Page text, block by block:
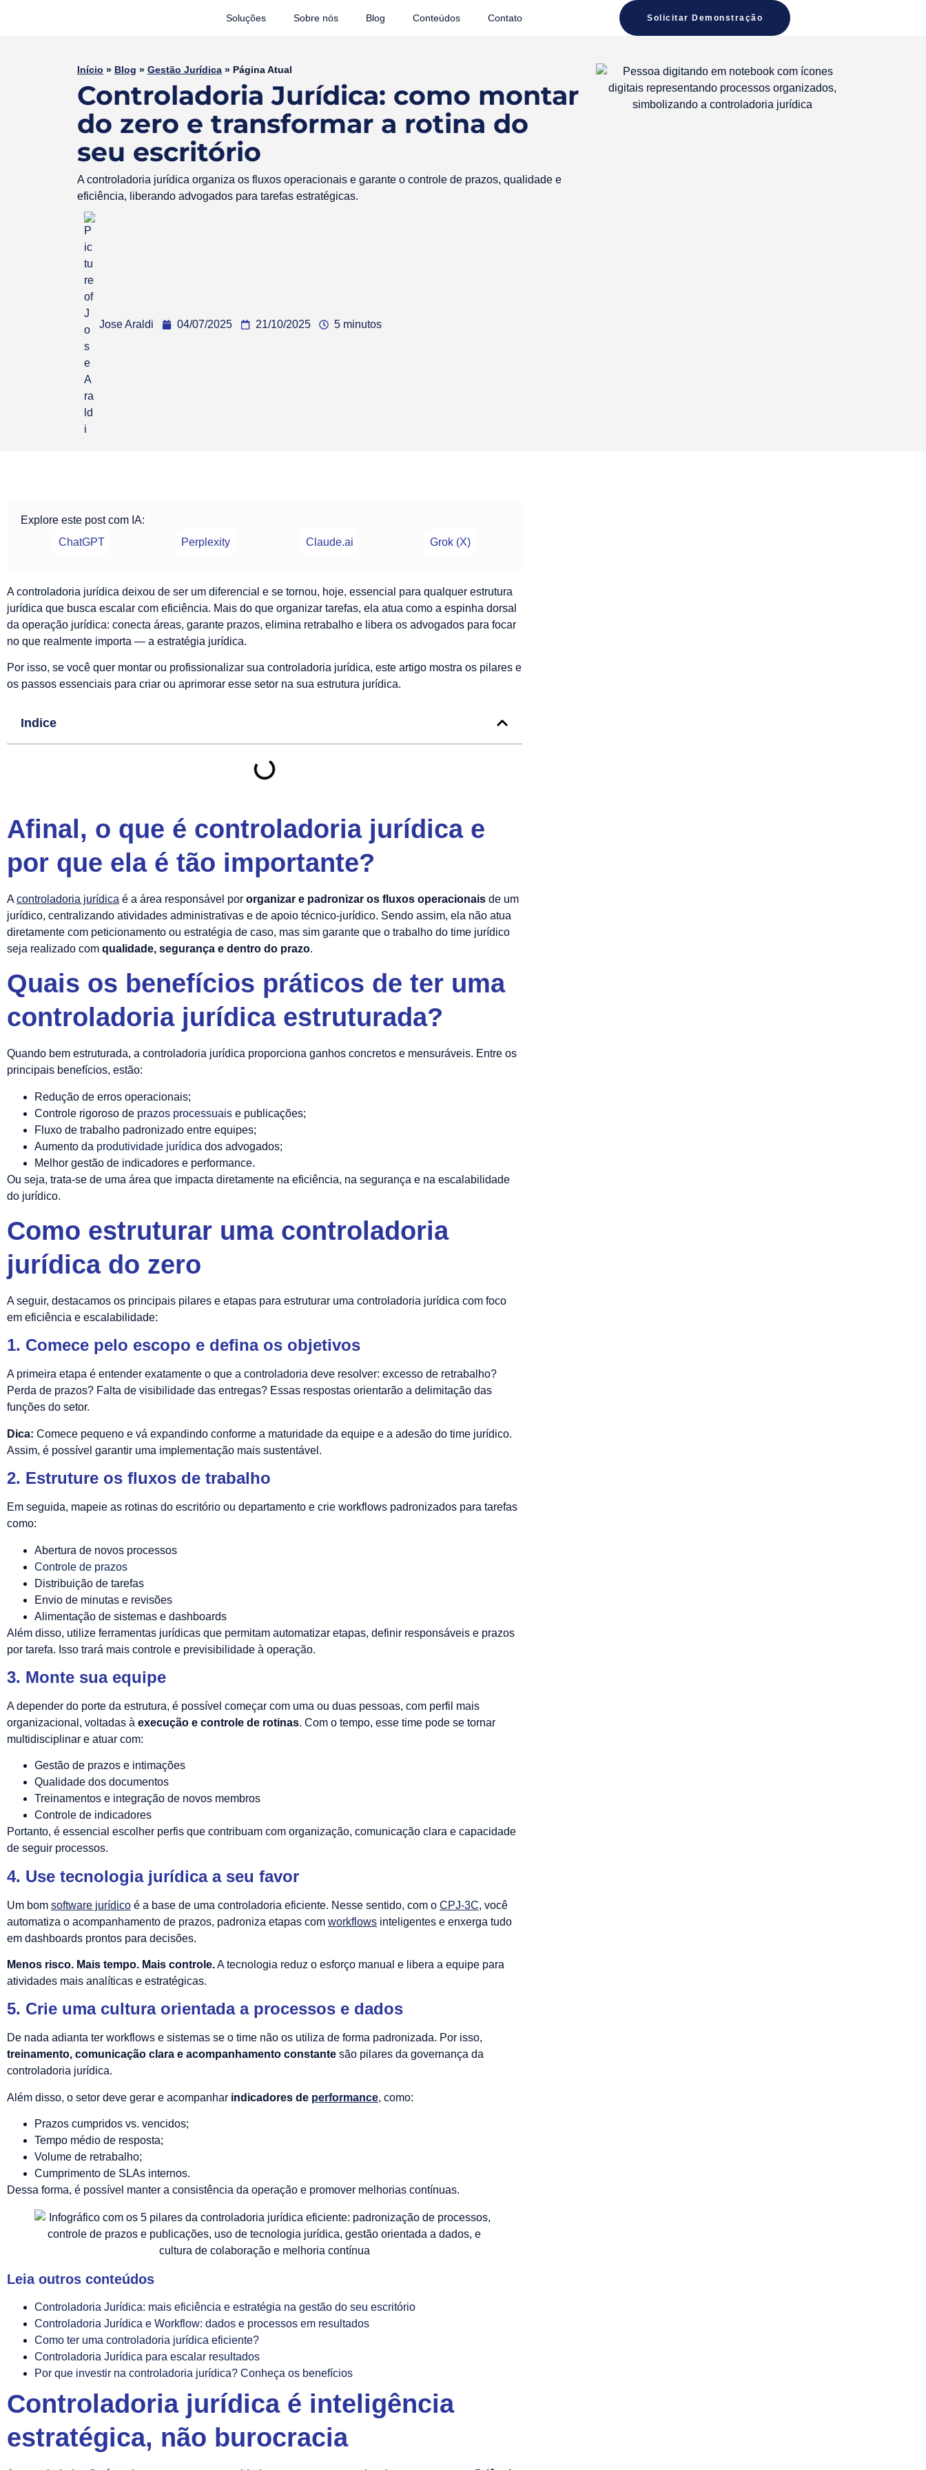
Soluções Sobre nós Blog Conteúdos Contato Solicitar Demonstração
Início » Blog » Gestão Jurídica » Página Atual
Controladoria Jurídica: como montar
do zero e transformar a rotina do
seu escritório
A controladoria jurídica organiza os fluxos operacionais e garante o controle de prazos, qualidade e
eficiência, liberando advogados para tarefas estratégicas.
Jose Araldi 04/07/2025 21/10/2025 5 minutos
Explore este post com IA:
ChatGPT
Perplexity Claude.ai Grok (X)
A controladoria jurídica deixou de ser um diferencial e se tornou, hoje, essencial para qualquer estrutura
jurídica que busca escalar com eficiência. Mais do que organizar tarefas, ela atua como a espinha dorsal
da operação jurídica: conecta áreas, garante prazos, elimina retrabalho e libera os advogados para focar
no que realmente importa — a estratégia jurídica.
Por isso, se você quer montar ou profissionalizar sua controladoria jurídica, este artigo mostra os pilares e
os passos essenciais para criar ou aprimorar esse setor na sua estrutura jurídica.
Indice
Afinal, o que é controladoria jurídica e
por que ela é tão importante?
Acontroladoria jurídica é a área responsável por organizar e padronizar os fluxos operacionais de um
jurídico, centralizando atividades administrativas e de apoio técnico-jurídico. Sendo assim, ela não atua
diretamente com peticionamento ou estratégia de caso, mas sim garante que o trabalho do time jurídico
seja realizado com qualidade, segurança e dentro do prazo.
Quais os benefícios práticos de ter uma
controladoria jurídica estruturada?
Quando bem estruturada, a controladoria jurídica proporciona ganhos concretos e mensuráveis. Entre os
principais benefícios, estão:
Redução de erros operacionais;
Controle rigoroso de prazos processuais e publicações;
Fluxo de trabalho padronizado entre equipes;
Aumento da produtividade jurídica dos advogados;
Melhor gestão de indicadores e performance.
Ou seja, trata-se de uma área que impacta diretamente na eficiência, na segurança e na escalabilidade
do jurídico.
Como estruturar uma controladoria
jurídica do zero
A seguir, destacamos os principais pilares e etapas para estruturar uma controladoria jurídica com foco
em eficiência e escalabilidade:
1. Comece pelo escopo e defina os objetivos
A primeira etapa é entender exatamente o que a controladoria deve resolver: excesso de retrabalho?
Perda de prazos? Falta de visibilidade das entregas? Essas respostas orientarão a delimitação das
funções do setor.
Dica: Comece pequeno e vá expandindo conforme a maturidade da equipe e a adesão do time jurídico.
Assim, é possível garantir uma implementação mais sustentável.
2. Estruture os fluxos de trabalho
Em seguida, mapeie as rotinas do escritório ou departamento e crie workflows padronizados para tarefas
como:
Abertura de novos processos
Controle de prazos
Distribuição de tarefas
Envio de minutas e revisões
Alimentação de sistemas e dashboards
Além disso, utilize ferramentas jurídicas que permitam automatizar etapas, definir responsáveis e prazos
por tarefa. Isso trará mais controle e previsibilidade à operação.
3. Monte sua equipe
A depender do porte da estrutura, é possível começar com uma ou duas pessoas, com perfil mais
organizacional, voltadas à execução e controle de rotinas. Com o tempo, esse time pode se tornar
multidisciplinar e atuar com:
Gestão de prazos e intimações
Qualidade dos documentos
Treinamentos e integração de novos membros
Controle de indicadores
Portanto, é essencial escolher perfis que contribuam com organização, comunicação clara e capacidade
de seguir processos.
4. Use tecnologia jurídica a seu favor
Um bom software jurídico é a base de uma controladoria eficiente. Nesse sentido, com o CPJ-3C, você
automatiza o acompanhamento de prazos, padroniza etapas com workflows inteligentes e enxerga tudo
em dashboards prontos para decisões.
Menos risco. Mais tempo. Mais controle.A tecnologia reduz o esforço manual e libera a equipe para
atividades mais analíticas e estratégicas.
5. Crie uma cultura orientada a processos e dados
De nada adianta ter workflows e sistemas se o time não os utiliza de forma padronizada. Por isso,
treinamento, comunicação clara e acompanhamento constante são pilares da governança da
controladoria jurídica.
Além disso, o setor deve gerar e acompanhar indicadores de performance, como:
Prazos cumpridos vs. vencidos;
Tempo médio de resposta;
Volume de retrabalho;
Cumprimento de SLAs internos.
Dessa forma, é possível manter a consistência da operação e promover melhorias contínuas.
Leia outros conteúdos
Controladoria Jurídica: mais eficiência e estratégia na gestão do seu escritório
Controladoria Jurídica e Workflow: dados e processos em resultados
Como ter uma controladoria jurídica eficiente?
Controladoria Jurídica para escalar resultados
Por que investir na controladoria jurídica? Conheça os benefícios
Controladoria jurídica é inteligência
estratégica, não burocracia